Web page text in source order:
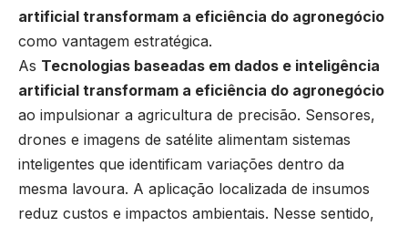
artificial transformam a eficiência do agronegócio
como vantagem estratégica.
As Tecnologias baseadas em dados e inteligência
artificial transformam a eficiência do agronegócio
ao impulsionar a agricultura de precisão. Sensores,
drones e imagens de satélite alimentam sistemas
inteligentes que identificam variações dentro da
mesma lavoura. A aplicação localizada de insumos
reduz custos e impactos ambientais. Nesse sentido,